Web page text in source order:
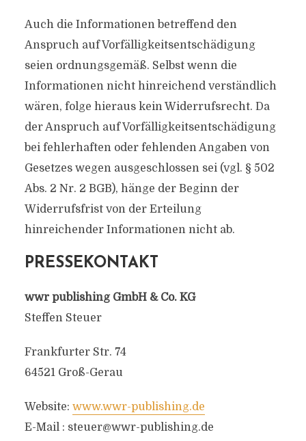
Auch die Informationen betreffend den
Anspruch auf Vorfälligkeitsentschädigung
seien ordnungsgemäß. Selbst wenn die
Informationen nicht hinreichend verständlich
wären, folge hieraus kein Widerrufsrecht. Da
der Anspruch auf Vorfälligkeitsentschädigung
bei fehlerhaften oder fehlenden Angaben von
Gesetzes wegen ausgeschlossen sei (vgl. § 502
Abs. 2 Nr. 2 BGB), hänge der Beginn der
Widerrufsfrist von der Erteilung
hinreichender Informationen nicht ab.
PRESSEKONTAKT
wwr publishing GmbH & Co. KG
Steffen Steuer
Frankfurter Str. 74
64521 Groß-Gerau
Website: www.wwr-publishing.de
E-Mail : steuer@wwr-publishing.de